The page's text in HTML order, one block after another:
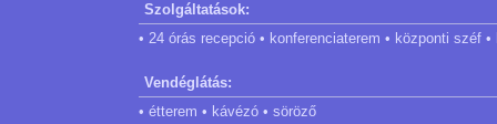
Szolgáltatások:
• 24 órás recepció • konferenciaterem • központi széf
Vendéglátás:
• étterem • kávézó • söröző